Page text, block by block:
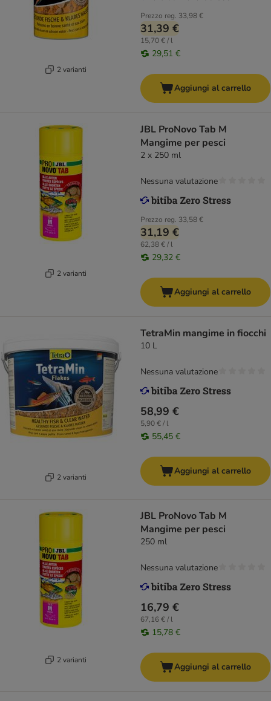
2 varianti
Prezzo reg. 33,98 €
31,39 €
15,70 € / l
29,51 €
Aggiungi al carrello
2 varianti
JBL ProNovo Tab M
Mangime per pesci
2 x 250 ml
Prezzo reg. 33,58 €
31,19 €
62,38 € / l
29,32 €
Nessuna valutazione
Aggiungi al carrello
2 varianti
TetraMin mangime in fiocchi
10 L
58,99 €
5,90 € / l
55,45 €
Nessuna valutazione
Aggiungi al carrello
2 varianti
JBL ProNovo Tab M
Mangime per pesci
250 ml
16,79 €
67,16 € / l
15,78 €
Nessuna valutazione
Aggiungi al carrello